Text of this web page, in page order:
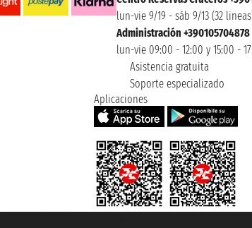
lun-vie 9/19 - sáb 9/13 (32
Administración +390105704878
lun-vie 09:00 - 12:00 y 15:00 -
Asistencia gratuita
Soporte especializado
Aplicaciones